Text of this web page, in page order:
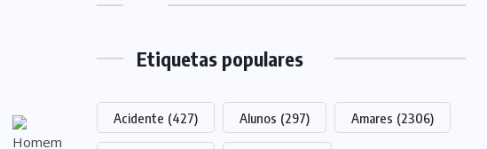
Etiquetas populares
Acidente (427) Alunos (297) Amares (2306)